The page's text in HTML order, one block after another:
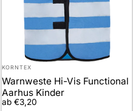
Anbieter:
KORNTEX
Warnweste Hi-Vis Functional
Aarhus Kinder
ab €3,20